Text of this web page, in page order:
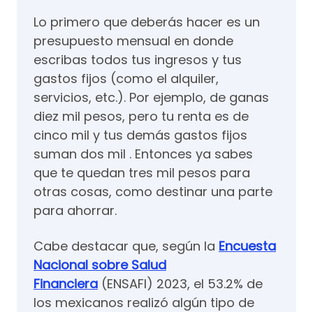
Lo primero que deberás hacer es un
presupuesto mensual en donde
escribas todos tus ingresos y tus
gastos fijos (como el alquiler,
servicios, etc.). Por ejemplo, de ganas
diez mil pesos, pero tu renta es de
cinco mil y tus demás gastos fijos
suman dos mil . Entonces ya sabes
que te quedan tres mil pesos para
otras cosas, como destinar una parte
para ahorrar.
Cabe destacar que, según la Encuesta
Nacional sobre Salud
Financiera (ENSAFI) 2023, el 53.2% de
los mexicanos realizó algún tipo de